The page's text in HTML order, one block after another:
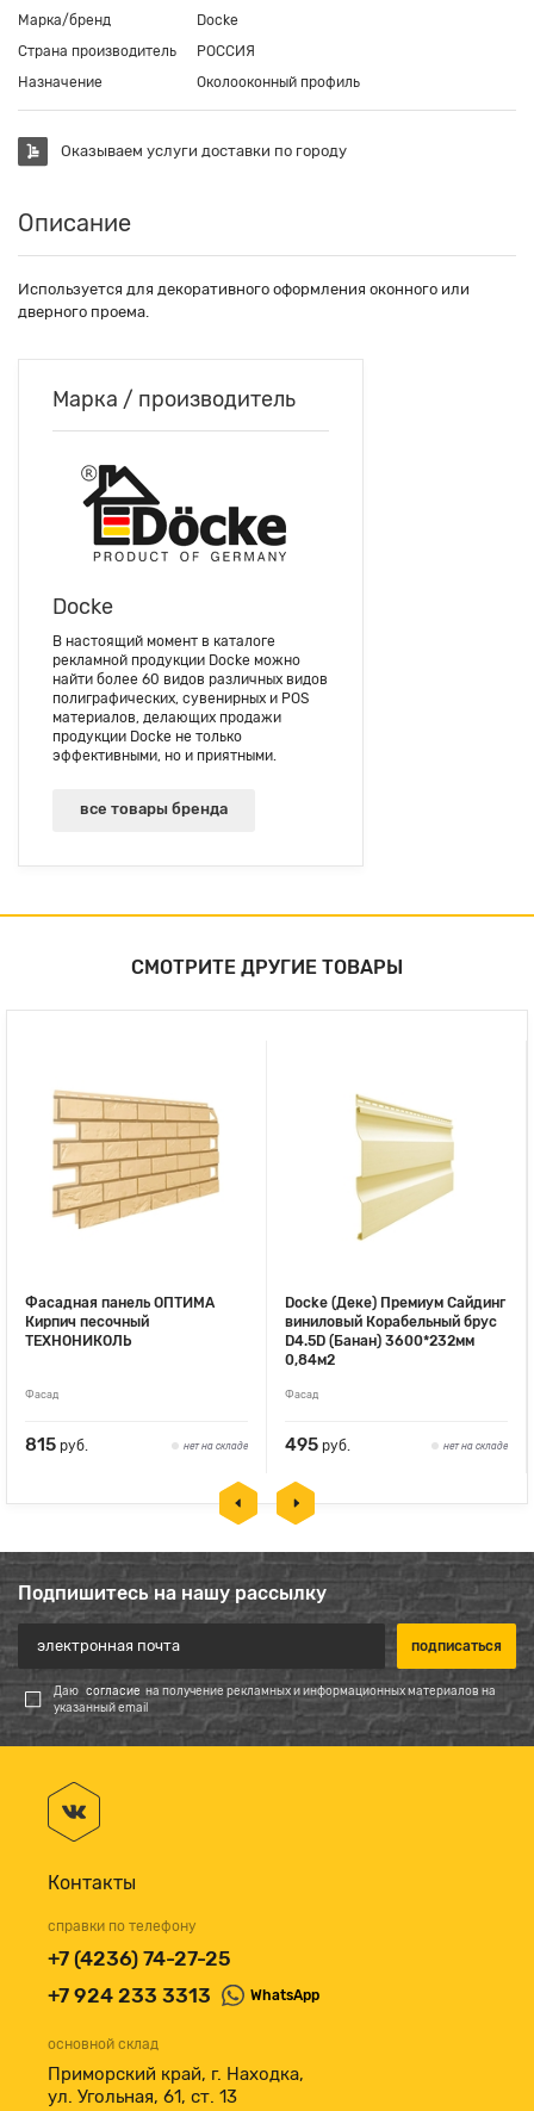
Марка/бренд
Docke
Страна производитель
РОССИЯ
Назначение
Околооконный профиль
Оказываем услуги доставки по городу
Описание
Используется для декоративного оформления оконного или
дверного проема.
Марка / производитель
Docke
В настоящий момент в каталоге
рекламной продукции Docke можно
найти более 60 видов различных видов
полиграфических, сувенирных и POS
материалов, делающих продажи
продукции Docke не только
эффективными, но и приятными.
все товары бренда
СМОТРИТЕ ДРУГИЕ ТОВАРЫ
Фасадная панель ОПТИМА
Кирпич песочный
ТЕХНОНИКОЛЬ
Фасад
815 руб. нет на складе
Docke (Деке) Премиум Сайдинг
виниловый Корабельный брус
D4.5D (Банан) 3600*232мм
0,84м2
Фасад
495 руб. нет на складе
Подпишитесь на нашу рассылку
Даю согласие на получение рекламных и информационных материалов на
указанный email
Контакты
справки по телефону
+7 (4236) 74-27-25
+7 924 233 3313
WhatsApp
основной склад
Приморский край, г. Находка,
ул. Угольная, 61, ст. 13